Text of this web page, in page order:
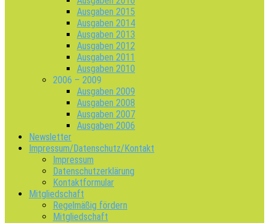
Ausgaben 2015
Ausgaben 2014
Ausgaben 2013
Ausgaben 2012
Ausgaben 2011
Ausgaben 2010
2006 – 2009
Ausgaben 2009
Ausgaben 2008
Ausgaben 2007
Ausgaben 2006
Newsletter
Impressum/Datenschutz/Kontakt
Impressum
Datenschutzerklärung
Kontaktformular
Mitgliedschaft
Regelmäßig fördern
Mitgliedschaft